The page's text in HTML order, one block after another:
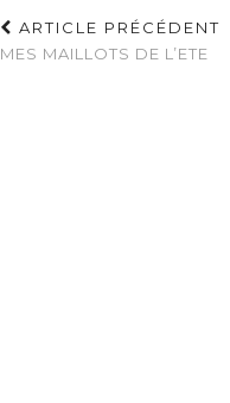
ARTICLE PRÉCÉDENT
MES MAILLOTS DE L’ETE